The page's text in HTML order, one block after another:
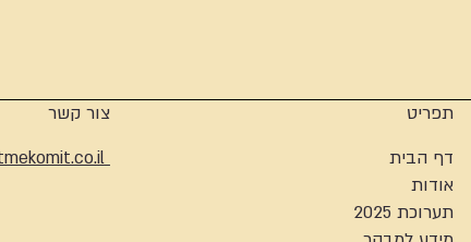
תפריט
דף הבית
אודות
תערוכת 2025
צור קשר
info@edutmekomit.co.il